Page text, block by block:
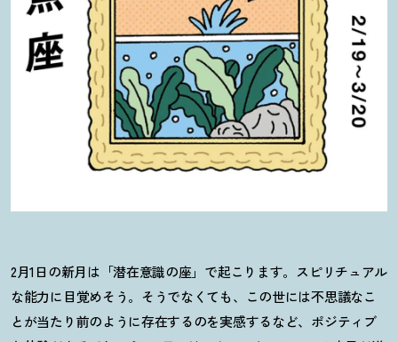
2月1日の新月は「潜在意識の座」で起こります。スピリチュアル
な能力に目覚めそう。そうでなくても、この世には不思議なこ
とが当たり前のように存在するのを実感するなど、ポジティブ